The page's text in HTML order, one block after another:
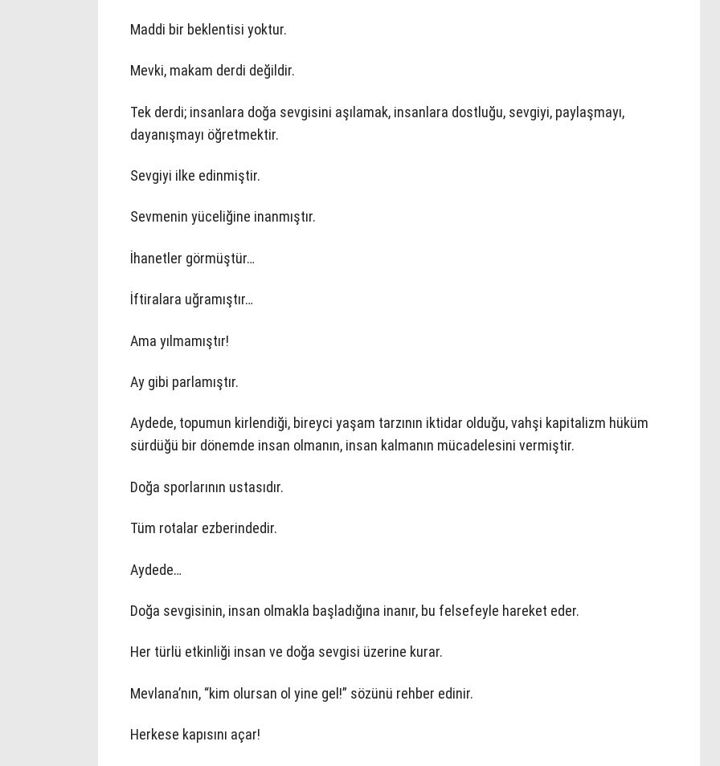
Maddi bir beklentisi yoktur.
Mevki, makam derdi değildir.
Tek derdi; insanlara doğa sevgisini aşılamak, insanlara dostluğu, sevgiyi, paylaşmayı,
dayanışmayı öğretmektir.
Sevgiyi ilke edinmiştir.
Sevmenin yüceliğine inanmıştır.
İhanetler görmüştür…
İftiralara uğramıştır…
Ama yılmamıştır!
Ay gibi parlamıştır.
Aydede, topumun kirlendiği, bireyci yaşam tarzının iktidar olduğu, vahşi kapitalizm hüküm
sürdüğü bir dönemde insan olmanın, insan kalmanın mücadelesini vermiştir.
Doğa sporlarının ustasıdır.
Tüm rotalar ezberindedir.
Aydede…
Doğa sevgisinin, insan olmakla başladığına inanır, bu felsefeyle hareket eder.
Her türlü etkinliği insan ve doğa sevgisi üzerine kurar.
Mevlana’nın, “kim olursan ol yine gel!” sözünü rehber edinir.
Herkese kapısını açar!